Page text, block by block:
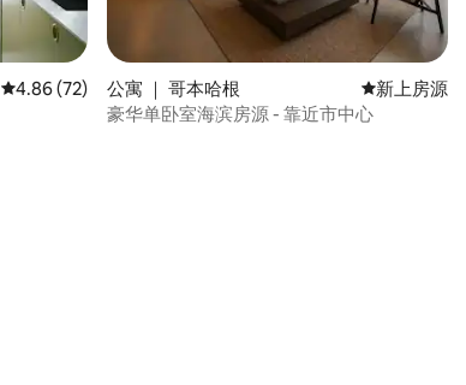
平均评分 4.86 分（满分 5 分），共 72 条评价
4.86 (72)
公寓 ｜ 哥本哈根 新房源
新上房源
豪华单卧室海滨房源 - 靠近市中心